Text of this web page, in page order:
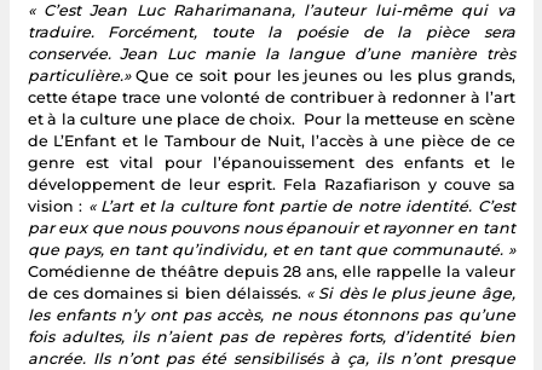
« C’est Jean Luc Raharimanana, l’auteur lui-même qui va
traduire. Forcément, toute la poésie de la pièce sera
conservée. Jean Luc manie la langue d’une manière très
particulière.»Que ce soit pour les jeunes ou les plus grands,
cette étape trace une volonté de contribuer à redonner à l’art
et à la culture une place de choix. Pour la metteuse en scène
de L’Enfant et le Tambour de Nuit, l’accès à une pièce de ce
genre est vital pour l’épanouissement des enfants et le
développement de leur esprit. Fela Razafiarison y couve sa
vision : « L’art et la culture font partie de notre identité. C’est
par eux que nous pouvons nous épanouir et rayonner en tant
que pays, en tant qu’individu, et en tant que communauté. »
Comédienne de théâtre depuis 28 ans, elle rappelle la valeur
de ces domaines si bien délaissés. « Si dès le plus jeune âge,
les enfants n’y ont pas accès, ne nous étonnons pas qu’une
fois adultes, ils n’aient pas de repères forts, d’identité bien
ancrée. Ils n’ont pas été sensibilisés à ça, ils n’ont presque